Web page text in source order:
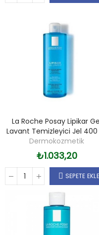
La Roche Posay Lipikar
Lavant Temizleyici Jel 400
Dermokozmetik
₺1.033,20
SEPETE EKLE